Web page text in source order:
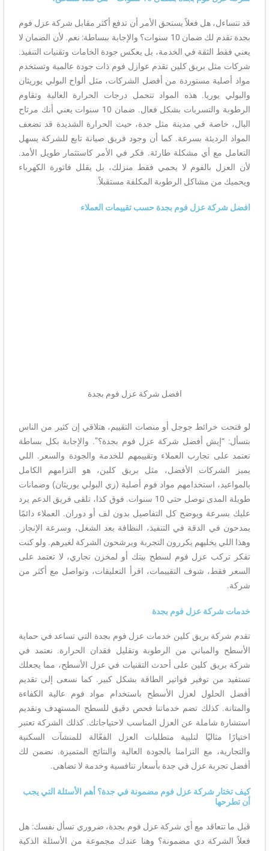
قد تتساءل، هل فعلاً يستحق الأمر أن تدفع أكثر مقابل شركة عزل فوم
بجدة تقدم لك ضمان 10 سنوات؟ والإجابة ببساطة: نعم. لأن الضمان لا
يعني فقط الثقة في الخدمة، بل يعكس جودة الخامات وتقنيات التنفيذ.
شركات مثل بريق كلين تقدم عوازل فوم ذات جودة عالمية وتستخدم
مواد أصلية مستوردة من أفضل الشركات، مثل ألواح البولي يوريثان
والبولي يوريا. هذه المواد تتحمل درجات الحرارة العالية وتقاوم
الرطوبة والتسربات بشكل فعال. ضمان 10 سنوات يعني أنك مرتاح
البال، خاصة في مدينة مثل جدة، حيث الحرارة الشديدة قد تضعف
المواد الرديئة بسرعة. كما أن وجود فريق صيانة تابع للشركة يسهل
التعامل مع أي مشكلة طارئة. فكر في الأمر كاستثمار طويل الأمد.
لأن العزل بالفوم لا يحمي فقط منزلك، بل يقلل فاتورة الكهرباء
ويحميك من مشاكل الرطوبة المكلفة مستقبلاً.
افضل شركة عزل فوم بجدة حسب تقييمات العملاء
افضل شركة عزل فوم بجدة
لو فتحت خرائط جوجل أو منصات التقييم، هتلاقي إن كثير من الناس
بتسأل: “إيش أفضل شركة عزل فوم بجدة؟”. والإجابة بكل بساطة
تعتمد على تجارب العملاء وتقييمهم للخدمة والجودة والسعر. اللي
يميز الشركات الأفضل، مثل بريق كلين، هو التزامهم الكامل
بالمواعيد، استخدامهم مواد فوم أصلية (زي البولي يوريثان) وضمانات
طويلة المدى توصل حتى 10 سنوات. فوق كذا، تلقى فريق الدعم يرد
عليك بسرعة ويوضح كل التفاصيل بدون لف أو دوران. العملاء دائمًا
يمدحون في الدقة في التنفيذ، النظافة بعد الشغل، وسرعة الإنجاز.
وهذا اللي يخليهم يكررون التجربة ويرشحون الشركة لغيرهم. ولو كنت
تفكر تركب عزل فوم لسطح بيتك أو لمخزن تجاري، لا تعتمد على
السعر فقط، شوف التقييمات، اقرأ التعليقات، وتواصل مع أكثر من
شركة.
خدمات شركة عزل فوم بجدة
تقدم شركة بريق كلين خدمات عزل فوم بجدة التي تساعد في حماية
الأسطح والمباني من الرطوبة وتقليل فقدان الحرارة. نعتمد في
شركة بريق كلين على أحدث التقنيات في عزل الأسطح، مما يجعلك
تستفيد من توفير فواتير الطاقة بشكل كبير. كما نسعى إلى تقديم
أفضل الحلول لعزل الأسطح باستخدام مواد فوم عالية الكفاءة
والمتانة. كذلك تضم خدماتنا فحص دقيق للسطح المستهدف وتقديم
استشارة شاملة عن العزل المناسب لاحتياجاتك. كذلك الشركة تعتبر
اختيارًا مثاليًا لتلبية متطلبات العزل الفعّالة للمنشآت السكنية
والتجارية، مع التزامنا بالجودة العالية والنتائج المتميزة. نضمن لك
أفضل تجربة عزل في جدة بأسعار تنافسية وخدمة لا تضاهى.
كيف تختار شركة عزل فوم مضمونة في جدة؟ أهم الأسئلة التي يجب
أن تطرحها
قبل ما تتعاقد مع أي شركة عزل فوم بجدة، ضروري تسأل نفسك: هل
فعلاً الشركة دي مضمونة؟ وهنا عندك مجموعة من الأسئلة الذكية